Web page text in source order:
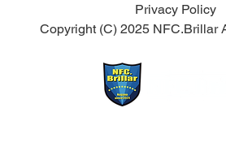
Privacy Policy
Copyright (C) 2025 NFC.Brillar